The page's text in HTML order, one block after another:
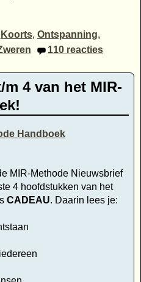
Koorts, Ontspanning,
110 reacties
4 van het MIR-
MIR-Methode Nieuwsbrief
4 hoofdstukken van het
CADEAU. Daarin lees je: